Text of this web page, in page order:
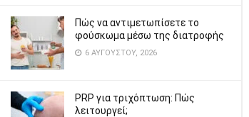
Πώς να αντιμετωπίσετε το
φούσκωμα μέσω της διατροφής
6 ΑΥΓΟΎΣΤΟΥ, 2026
PRP για τριχόπτωση: Πώς
λειτουργεί;